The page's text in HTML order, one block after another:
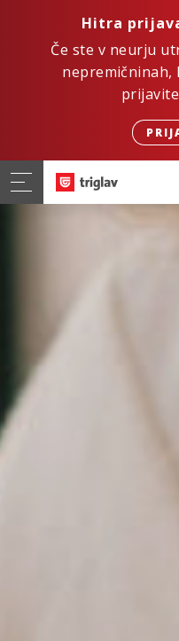
Hitra
Če ste v neurju
nepremičninah,